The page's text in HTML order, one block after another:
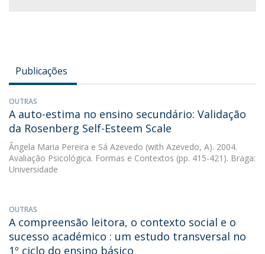
Publicações
OUTRAS
A auto-estima no ensino secundário: Validação
da Rosenberg Self-Esteem Scale
Ângela Maria Pereira e Sá Azevedo (with Azevedo, A). 2004.
Avaliação Psicológica. Formas e Contextos (pp. 415-421). Braga:
Universidade
OUTRAS
A compreensão leitora, o contexto social e o
sucesso académico : um estudo transversal no
1º ciclo do ensino básico